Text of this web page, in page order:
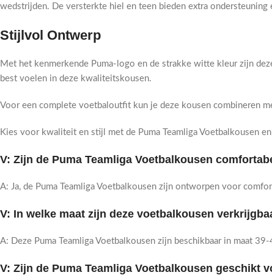
wedstrijden. De versterkte hiel en teen bieden extra
Stijlvol Ontwerp
Met het kenmerkende Puma-logo en de strakke witte kleur zijn
best voelen in deze kwaliteitskousen.
Voor een complete voetbaloutfit kun je deze kousen combineren
Kies voor kwaliteit en stijl met de Puma Teamliga Voetbalkousen
V: Zijn de Puma Teamliga Voetbalkousen
A: Ja, de Puma Teamliga Voetbalkousen zijn ontworpen voor
V: In welke maat zijn deze voetbalkousen
A: Deze Puma Teamliga Voetbalkousen zijn beschikbaar in maat
V: Zijn de Puma Teamliga Voetbalkousen geschikt